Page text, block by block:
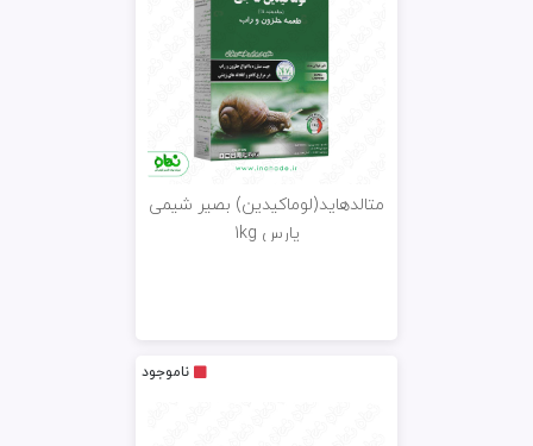
متالدهاید(لوماکیدین) بصیر شیمی
پارس 1kg
ناموجود